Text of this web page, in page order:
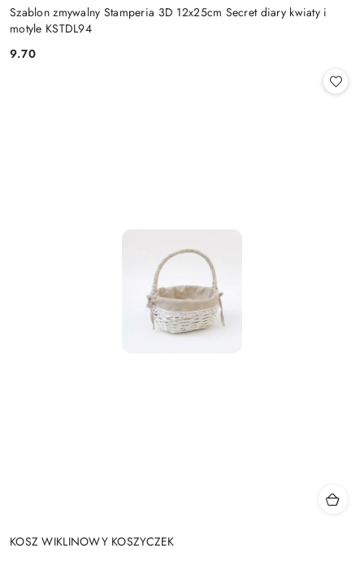
Szablon zmywalny Stamperia 3D 12x25cm Secret diary kwiaty i
motyle KSTDL94
Cena:
9.70
KOSZ WIKLINOWY KOSZYCZEK